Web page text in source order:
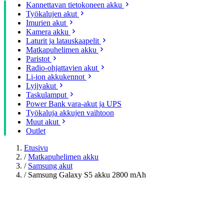
Kannettavan tietokoneen akku
Työkalujen akut
Imurien akut
Kamera akku
Laturit ja latauskaapelit
Matkapuhelimen akku
Paristot
Radio-ohjattavien akut
Li-ion akkukennot
Lyijyakut
Taskulamput
Power Bank vara-akut ja UPS
Työkaluja akkujen vaihtoon
Muut akut
Outlet
Etusivu
/ Matkapuhelimen akku
/ Samsung akut
/ Samsung Galaxy S5 akku 2800 mAh